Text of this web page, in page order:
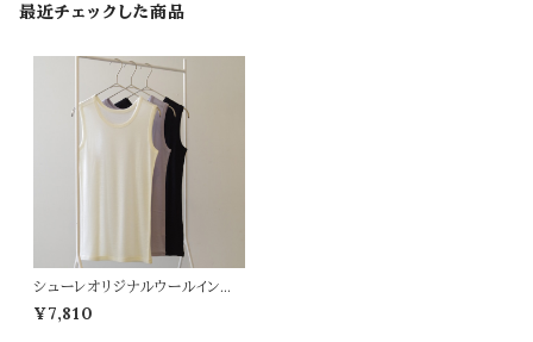
最近チェックした商品
シューレオリジナルウールインナ
ー
¥7,810